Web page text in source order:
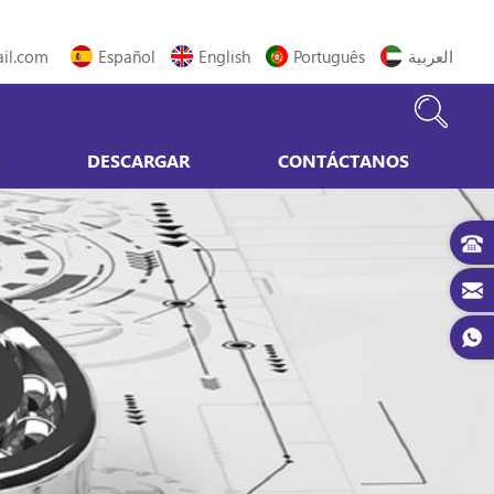
Español
English Português العربية
DESCARGAR CONTÁCTANOS